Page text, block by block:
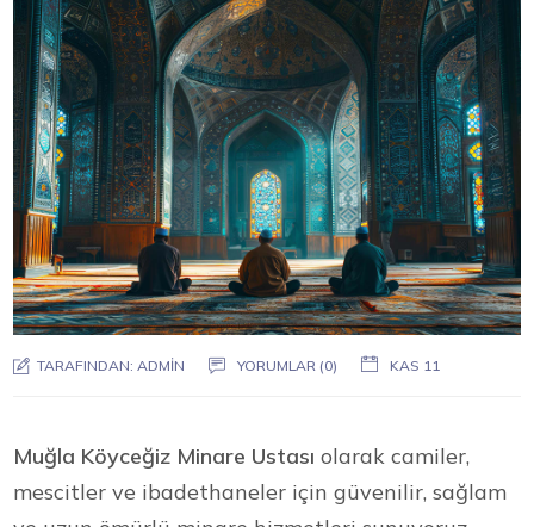
TARAFINDAN: ADMIN YORUMLAR (0) KAS 11
Muğla Köyceğiz Minare Ustası olarak camiler,
mescitler ve ibadethaneler için güvenilir, sağlam